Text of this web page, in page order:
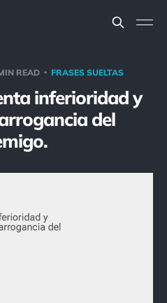
READ FRASES SUELTAS
inferioridad y
del